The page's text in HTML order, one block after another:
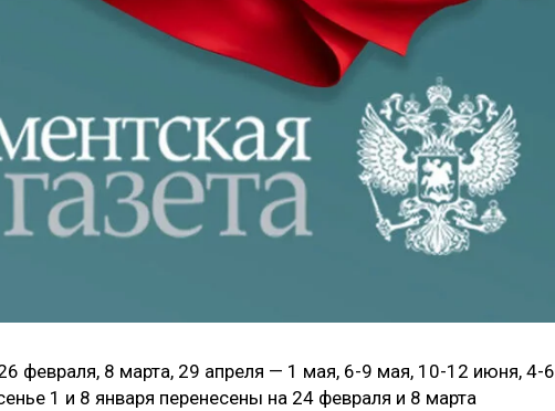
февраля, 8 марта, 29 апреля — 1 мая, 6-9 мая, 10-12 июня, 4-6
1 и 8 января перенесены на 24 февраля и 8 марта